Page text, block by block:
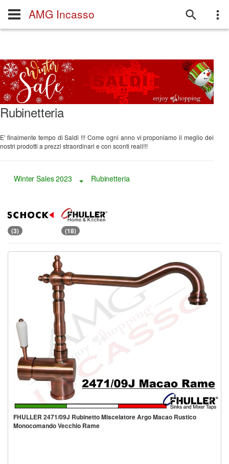
AMG Incasso
Rubinetteria
E' finalmente tempo di Saldi !!! Come ogni anno vi proponiamo il meglio dei
nostri prodotti a prezzi straordinari e con sconti reali!!!
Winter Sales 2023 Toggle Dropdown
Rubinetteria
(3) (18)
FHULLER 2471/09J Rubinetto Miscelatore Argo Macao Rustico
Monocomando Vecchio Rame